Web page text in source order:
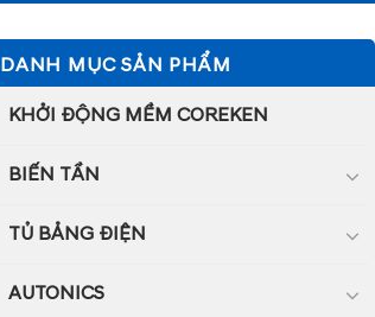
DANH MỤC SẢN PHẨM
KHỞI ĐỘNG MỀM COREKEN
BIẾN TẦN
TỦ BẢNG ĐIỆN
AUTONICS